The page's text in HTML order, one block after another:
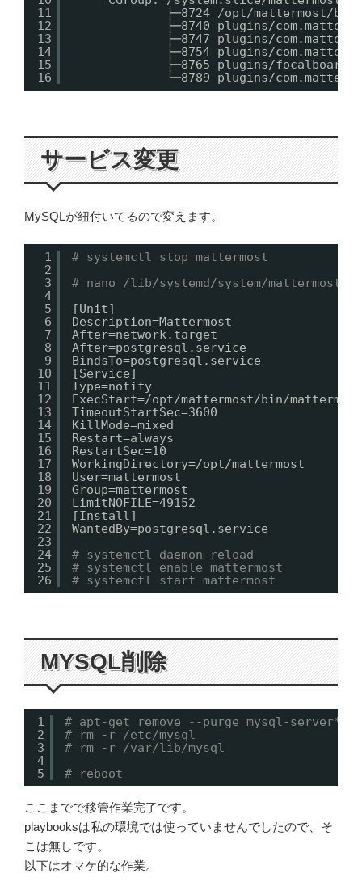
11
12
13
14
15
16
├─8724 /opt/mattermost/bin/
├─8740 plugins/com
├─8747 plugins/com
├─8754 plugins/com
├─8765 plugins/focalboard/
└─8789 plugins/com
サービス変更
MySQLが紐付いてるので変えます。
1
2
3
4
5
6
7
8
9
10
11
12
13
14
15
16
17
18
19
20
21
22
23
24
25
26
# systemctl stop mattermost
# nano /lib/systemd/system/
[Unit]
Description=Mattermost
After=network.target
After=postgresql.service
BindsTo=postgresql.service
[Service]
Type=notify
ExecStart=/opt/mattermost/bin/mattermost
TimeoutStartSec=3600
KillMode=mixed
Restart=always
RestartSec=10
WorkingDirectory=/opt/mattermost
User=mattermost
Group=mattermost
LimitNOFILE=49152
[Install]
WantedBy=postgresql.service
# systemctl daemon-reload
# systemctl enable mattermost
# systemctl start mattermost
MYSQL削除
1
2
3
4
5
# apt-get remove --purge mysql-server*
# rm -r /etc/mysql
# rm -r /var/lib/mysql
# reboot
ここまでで移管作業完了です。
playbooksは私の環境では使っていませんでしたので、そ
こは無しです。
以下はオマケ的な作業。